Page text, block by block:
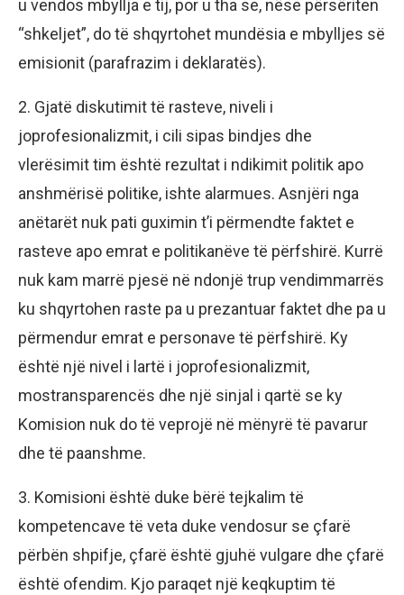
u vendos mbyllja e tij, por u tha se, nëse përsëriten
“shkeljet”, do të shqyrtohet mundësia e mbylljes së
emisionit (parafrazim i deklaratës).
2. Gjatë diskutimit të rasteve, niveli i
joprofesionalizmit, i cili sipas bindjes dhe
vlerësimit tim është rezultat i ndikimit politik apo
anshmërisë politike, ishte alarmues. Asnjëri nga
anëtarët nuk pati guximin t’i përmendte faktet e
rasteve apo emrat e politikanëve të përfshirë. Kurrë
nuk kam marrë pjesë në ndonjë trup vendimmarrës
ku shqyrtohen raste pa u prezantuar faktet dhe pa u
përmendur emrat e personave të përfshirë. Ky
është një nivel i lartë i joprofesionalizmit,
mostransparencës dhe një sinjal i qartë se ky
Komision nuk do të veprojë në mënyrë të pavarur
dhe të paanshme.
3. Komisioni është duke bërë tejkalim të
kompetencave të veta duke vendosur se çfarë
përbën shpifje, çfarë është gjuhë vulgare dhe çfarë
është ofendim. Kjo paraqet një keqkuptim të